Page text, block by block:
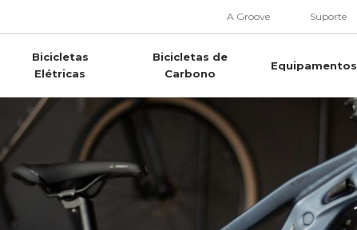
A Groove Suporte
Bicicletas
Elétricas
Bicicletas de
Carbono
Equipamentos